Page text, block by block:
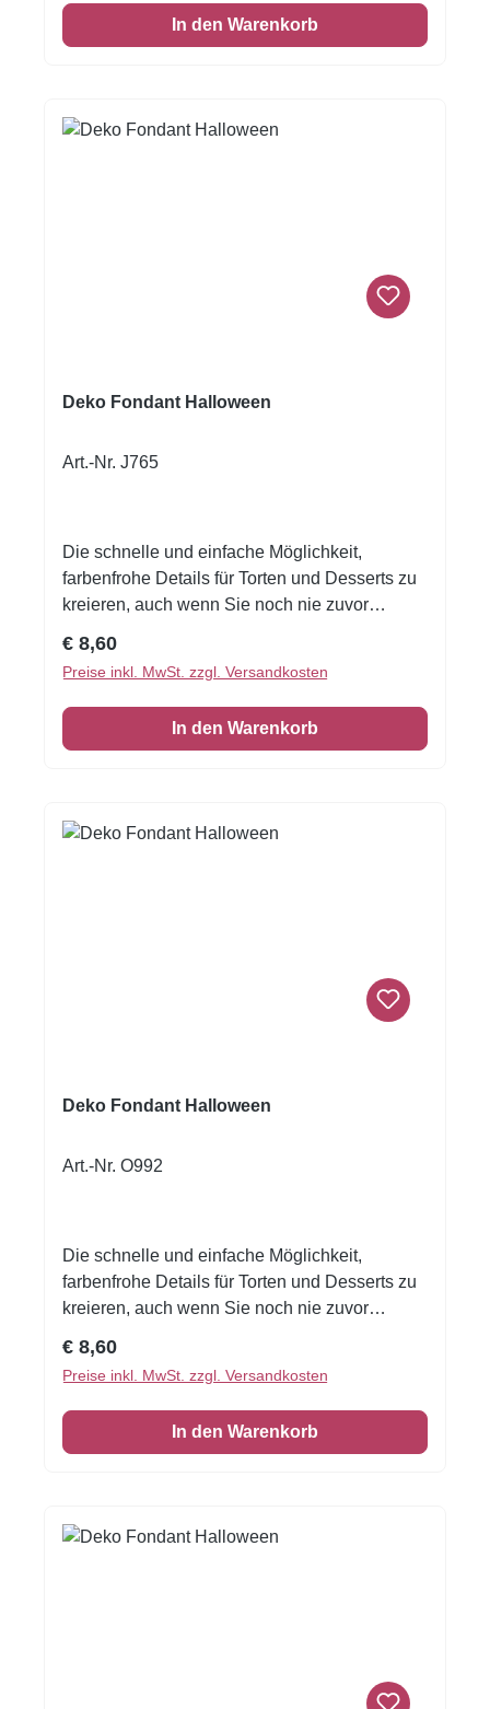
einen leichten, süßen Geschmack. Auch das
Verzieren von Keksen oder Kuchen ist damit
In den Warenkorb
Deko Fondant Halloween
Art.-Nr. J765
Die schnelle und einfache Möglichkeit,
farbenfrohe Details für Torten und Desserts zu
kreieren, auch wenn Sie noch nie zuvor
schneiden oder stanzen Sie jede beliebige
Form - keine Vorbereitung. Fondantfolie hat
einen leichten, süßen Geschmack. Auch das
Einschlagen von Keksen oder Kuchen ist
Regulärer Preis:
€ 8,60
Preise inkl. MwSt. zzgl. Versandkosten
In den Warenkorb
Deko Fondant Halloween
Art.-Nr. O992
Die schnelle und einfache Möglichkeit,
farbenfrohe Details für Torten und Desserts zu
kreieren, auch wenn Sie noch nie zuvor
schneiden oder stanzen Sie jede beliebige
Form - keine Vorbereitung. Fondantfolie hat
einen leichten, süßen Geschmack. Auch das
Einschlagen von Keksen oder Kuchen ist
Regulärer Preis:
€ 8,60
Preise inkl. MwSt. zzgl. Versandkosten
In den Warenkorb